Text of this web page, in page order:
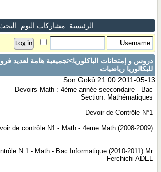
الرئيسية مشاركات اليوم
دروس و إمتحانات الباكلوريا>تجميعية هامة لعديد
للبكالوريا رياضيات
Son Gokû 21:00 2011-05-13
Devoirs Math : 4ème année seecondaire - Bac
Section: Mathématiques
Devoir de Contrôle N°1
de contrôle N1 - Math - 4eme Math (2008-2009)
N 1 - Math - Bac Informatique (2010-2011) Mr
Ferchichi ADEL